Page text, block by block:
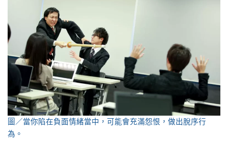
圖／當你陷在負面情緒當中，可能會充滿怨恨，做出脫序行
為。